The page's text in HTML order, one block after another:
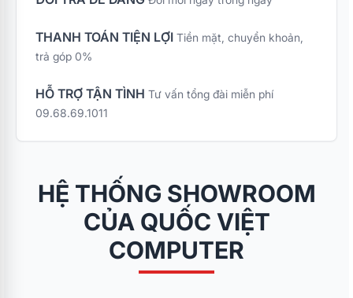
THANH TOÁN TIỆN LỢI Tiền mặt, chuyển khoản,
trả góp 0%
HỖ TRỢ TẬN TÌNH Tư vấn tổng đài miễn phí
09.68.69.1011
HỆ THỐNG SHOWROOM
CỦA QUỐC VIỆT
COMPUTER